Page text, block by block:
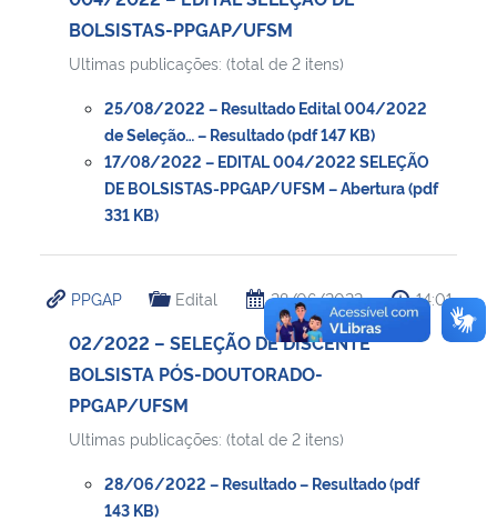
BOLSISTAS-PPGAP/UFSM
Ultimas publicações: (total de 2 itens)
25/08/2022 – Resultado Edital 004/2022
de Seleção… – Resultado (pdf 147 KB)
17/08/2022 – EDITAL 004/2022 SELEÇÃO
DE BOLSISTAS-PPGAP/UFSM – Abertura (pdf
331 KB)
PPGAP Edital 28/06/2022 14:01
02/2022 – SELEÇÃO DE DISCENTE
BOLSISTA PÓS-DOUTORADO-
PPGAP/UFSM
Ultimas publicações: (total de 2 itens)
28/06/2022 – Resultado – Resultado (pdf
143 KB)